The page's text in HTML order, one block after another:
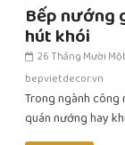
Bếp nướng
hút khói
26 Tháng Mười
bepvietdecor.vn
Trong ngành công
quán nướng hay